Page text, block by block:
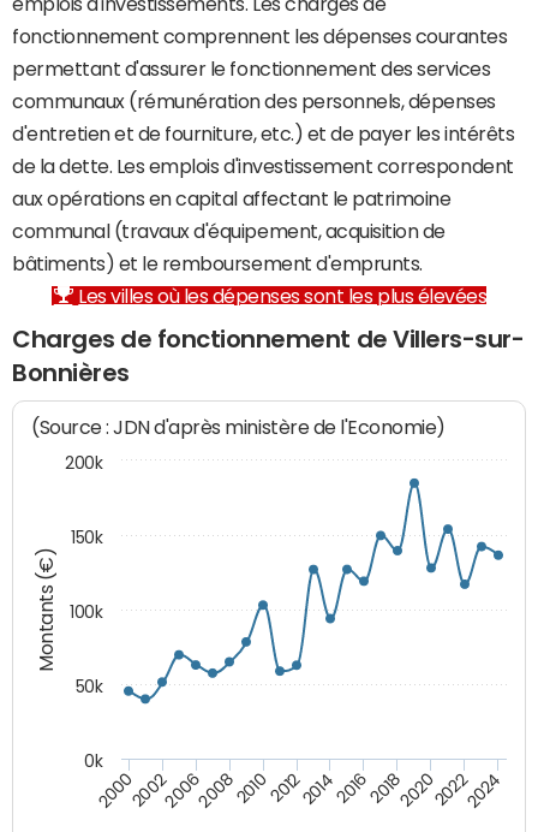
fonctionnement comprennent les dépenses courantes
permettant d'assurer le fonctionnement des services
communaux (rémunération des personnels, dépenses
d'entretien et de fourniture, etc.) et de payer les intérêts
de la dette. Les emplois d'investissement correspondent
aux opérations en capital affectant le patrimoine
communal (travaux d'équipement, acquisition de
bâtiments) et le remboursement d'emprunts.
Les villes où les dépenses sont les plus élevées
Charges de fonctionnement de Villers-sur-
Bonnières
Montants (€)
(Source : JDN d'après ministère de l'Economie)
200020022006200820102012201420162018202020222024
0k
50k
100k
150k
200k